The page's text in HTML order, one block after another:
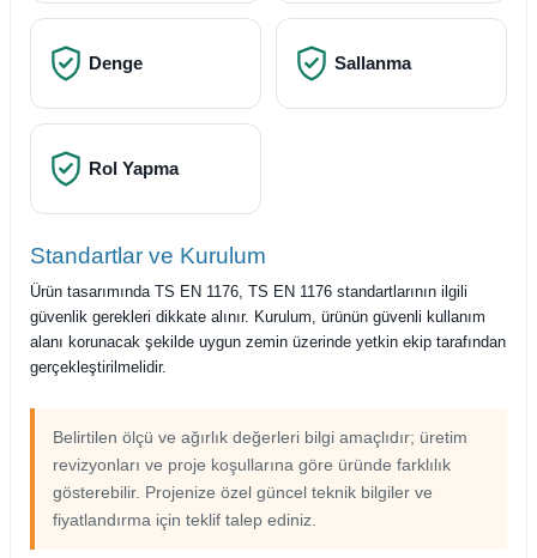
Denge Sallanma
Rol Yapma
Standartlar ve Kurulum
Ürün tasarımında TS EN 1176, TS EN 1176 standartlarının ilgili
güvenlik gerekleri dikkate alınır. Kurulum, ürünün güvenli kullanım
alanı korunacak şekilde uygun zemin üzerinde yetkin ekip tarafından
gerçekleştirilmelidir.
Belirtilen ölçü ve ağırlık değerleri bilgi amaçlıdır; üretim
revizyonları ve proje koşullarına göre üründe farklılık
gösterebilir. Projenize özel güncel teknik bilgiler ve
fiyatlandırma için teklif talep ediniz.